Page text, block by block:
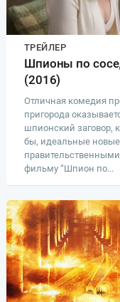
ТРЕЙЛЕР
Шпионы по
(2016)
Отличная комедия
пригорода
шпионский заговор,
бы, идеальные
фильму “Шпион по...